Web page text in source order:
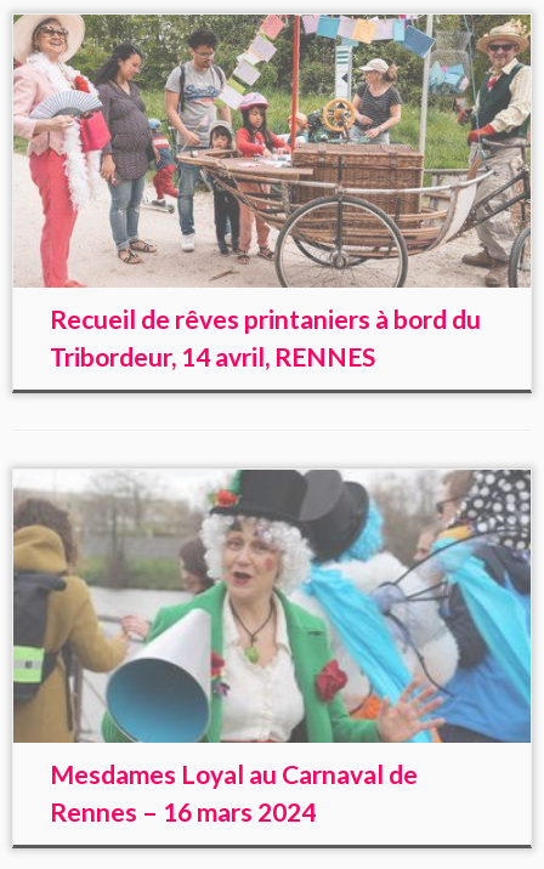
Recueil de rêves printaniers à bord du
Tribordeur, 14 avril, RENNES
Mesdames Loyal au Carnaval de
Rennes – 16 mars 2024